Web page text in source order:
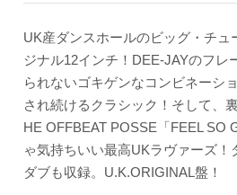
UK産ダンスホールのビッグ・チュ
ジナル12インチ！DEE-JAYのフレ
られないゴキゲンなコンビネーシ
され続けるクラシック！そして、
HE OFFBEAT POSSE「FEEL SO
ゃ気持ちいい最高UKラヴァーズ！
ダブも収録。U.K.ORIGINAL盤！